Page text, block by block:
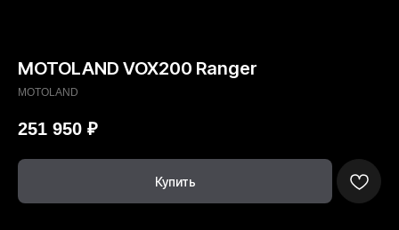
MOTOLAND VOX200 Ranger
MOTOLAND
251 950 ₽
Купить